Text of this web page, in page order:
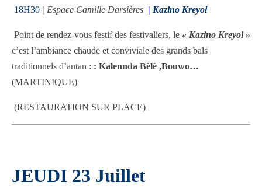
18H30 | Espace Camille Darsières | Kazino Kreyol
Point de rendez-vous festif des festivaliers, le « Kazino Kreyol »
c’est l’ambiance chaude et conviviale des grands bals
traditionnels d’antan : : Kalennda Bèlè ,Bouwo…
(MARTINIQUE)
(RESTAURATION SUR PLACE)
JEUDI 23 Juillet